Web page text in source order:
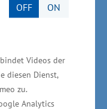
OFF ON
Videos der
diesen Dienst,
zu.
Analytics
Gespräche zur
hat
nach